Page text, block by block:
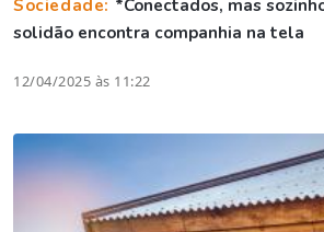
Sociedade: *Conectados, mas
solidão encontra companhia na tela
12/04/2025 às 11:22